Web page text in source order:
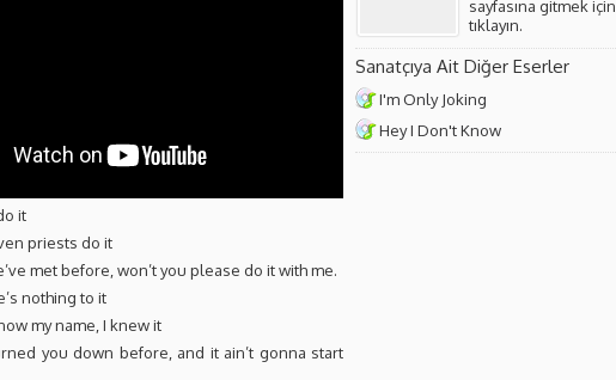
it
priests do it
met before, won’t you please do it with me.
nothing to it
my name, I knew it
you down before, and it ain’t gonna start
sayfasına gitmek için
tıklayın.
Sanatçıya Ait Diğer Eserler
I'm Only Joking
Hey I Don't Know